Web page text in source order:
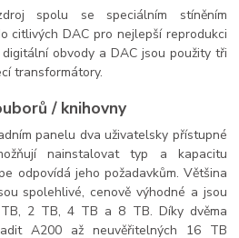
spolu se speciálním stíněním
citlivých DAC pro nejlepší reprodukci
obvody a DAC jsou použity tři
transformátory.
/ knihovny
panelu dva uživatelsky přístupné
nainstalovat typ a kapacitu
odpovídá jeho požadavkům. Většina
spolehlivé, cenově výhodné a jsou
2 TB, 4 TB a 8 TB. Díky dvěma
A200 až neuvěřitelných 16 TB